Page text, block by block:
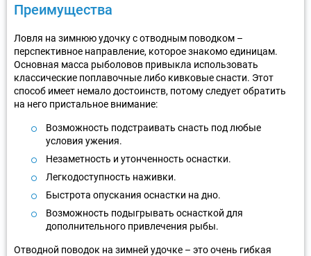
Преимущества
Ловля на зимнюю удочку с отводным поводком –
перспективное направление, которое знакомо единицам.
Основная масса рыболовов привыкла использовать
классические поплавочные либо кивковые снасти. Этот
способ имеет немало достоинств, потому следует обратить
на него пристальное внимание:
Возможность подстраивать снасть под любые
условия ужения.
Незаметность и утонченность оснастки.
Легкодоступность наживки.
Быстрота опускания оснастки на дно.
Возможность подыгрывать оснасткой для
дополнительного привлечения рыбы.
Отводной поводок на зимней удочке – это очень гибкая